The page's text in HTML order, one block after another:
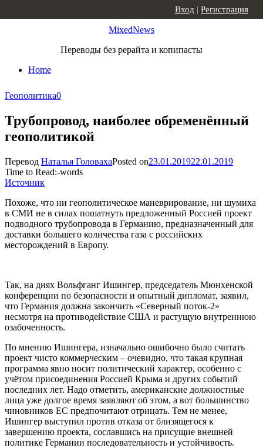
MixedNews
Переводы без рерайта и копипасты
Home
Вход | Регистрация
Геополитика0
Трубопровод, наиболее обременённый
геополитикой
Перевод Наталья ГоловахаPosted on23.01.201922.01.2019
Time to Read:-words
Источник
Похоже, что ни геополитическое маневрирование, ни шумиха
в СМИ не в силах пошатнуть предложенный Россией проект
подводного трубопровода в Германию, предназначенный для
доставки большего количества газа с российских
месторождений в Европу.
Так, на днях Вольфганг Ишингер, председатель Мюнхенской
конференции по безопасности и опытный дипломат, заявил,
что Германия должна закончить «Северный поток-2»
несмотря на противодействие США и растущую внутреннюю
озабоченность.
По мнению Ишингера, изначально ошибочно было считать
проект чисто коммерческим – очевидно, что такая крупная
программа явно носит политический характер, особенно с
учётом присоединения Россией Крыма и других событий
последних лет. Надо отметить, американские должностные
лица уже долгое время заявляют об этом, а вот большинство
чиновников ЕС предпочитают отрицать. Тем не менее,
Ишингер выступил против отказа от близящегося к
завершению проекта, сославшись на присущие внешней
политике Германии последовательность и устойчивость.